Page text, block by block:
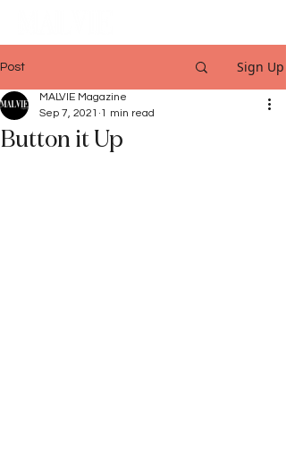
Post Sign Up
Button it Up
MALVIE Magazine
Sep 7, 2021 1 min read